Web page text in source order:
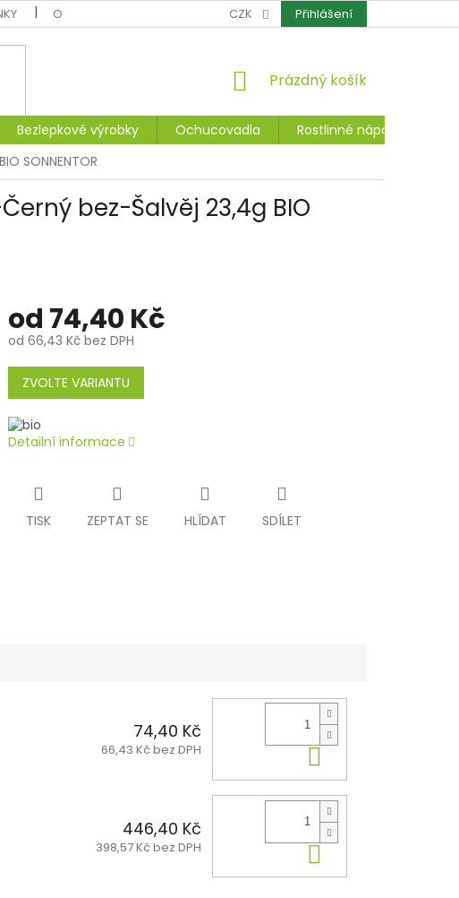
OCHRANA OSOBNÍCH ÚDAJŮ CERTIFIKÁTY
CZK Přihlášení
NÁKUPNÍ
Prázdný košík
Bezlepkové výrobky Ochucovadla
Rostlinné nápoje, dezerty
SONNENTOR
bez-Šalvěj 23,4g BIO
od 74,40 Kč
od 66,43 Kčbez DPH
Měrná
cena:
ZVOLTE VARIANTU
Detailní informace
TISK ZEPTAT SE HLÍDAT SDÍLET
74,40 Kč
66,43 Kč bez DPH
446,40 Kč
398,57 Kč bez DPH Do košíku